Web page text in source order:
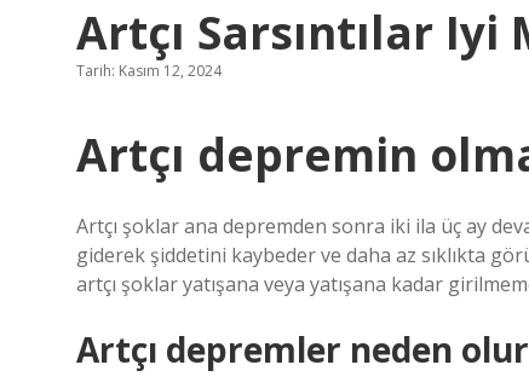
Artçı Sarsıntılar Iyi
Tarih: Kasım 12, 2024
Artçı depremin
Artçı şoklar ana depremden sonra iki ila üç ay
giderek şiddetini kaybeder ve daha az sıklıkta
artçı şoklar yatışana veya yatışana kadar
Artçı depremler neden